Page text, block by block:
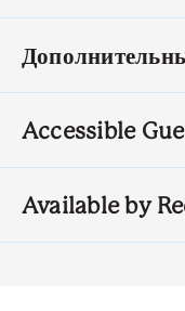
Accessible
Available by